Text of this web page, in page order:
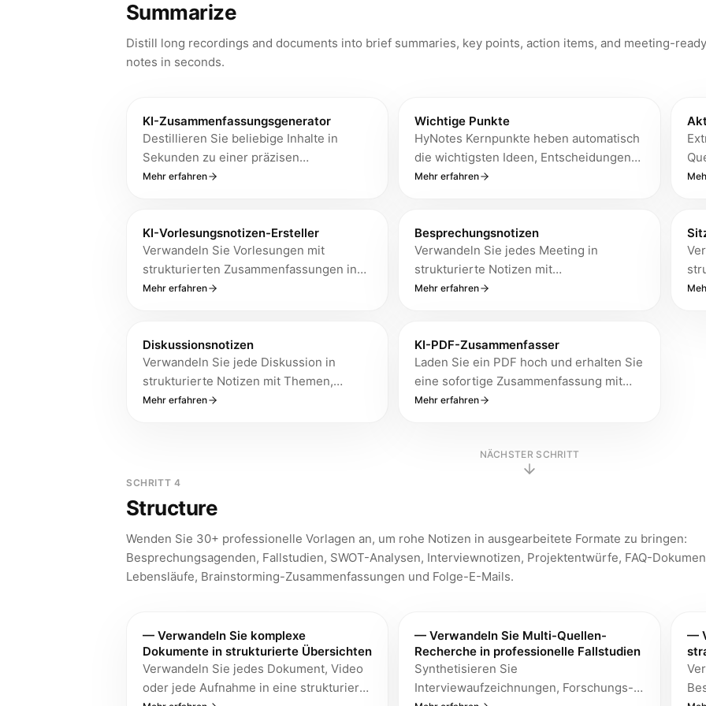
Zeitleiste und bearbeitbaren Etiketten.
Summarize
Distill long recordings and documents into brief summaries, key points, action items, and meeting-ready
notes in seconds.
KI-Zusammenfassungsgenerator
Destillieren Sie beliebige Inhalte in
Sekunden zu einer präzisen
Zusammenfassung. Wählen Sie
Mehr erfahren
Wichtige Punkte
HyNotes Kernpunkte heben automatisch
die wichtigsten Ideen, Entscheidungen
und Aktionspunkte aus jedem Dokument,
der neuesten Generation mit einer
Extraktionsgenauigkeit von bis zu 99 %.
Ideal für Fachleute, die die
Informationsflut durchbrechen und sich
Mehr erfahren
KI-Vorlesungsnotizen-Ersteller
Verwandeln Sie Vorlesungen mit
strukturierten Zusammenfassungen in
studienfertige Notizen. Durchsuchen Sie
Mehr erfahren
Besprechungsnotizen
Verwandeln Sie jedes Meeting in
strukturierte Notizen mit
Entscheidungen, Aktionspunkten und
% Genauigkeit für klare Sprache.
Mehr erfahren
Diskussionsnotizen
Verwandeln Sie jede Diskussion in
strukturierte Notizen mit Themen,
Entscheidungen und Aktionspunkten.
Mehr erfahren
KI-PDF-Zusammenfasser
Laden Sie ein PDF hoch und erhalten Sie
eine sofortige Zusammenfassung mit
Seitenzitaten, und chatten Sie dann mit
gescannte PDFs bis zu 200 Seiten und
50 MB. Funktioniert im Web und auf
Mehr erfahren
NÄCHSTER SCHRITT
SCHRITT 4
Structure
Wenden Sie 30+ professionelle Vorlagen an, um rohe Notizen in ausgearbeitete Formate zu bringen:
Besprechungsagenden, Fallstudien, SWOT-Analysen, Interviewnotizen, Projektentwürfe, FAQ-
Lebensläufe, Brainstorming-Zusammenfassungen und Folge-E-Mails.
— Verwandeln Sie komplexe
Dokumente in strukturierte Übersichten
Verwandeln Sie jedes Dokument, Video
oder jede Aufnahme in eine strukturierte
— Verwandeln Sie Multi-Quellen-
Recherche in professionelle Fallstudien
Synthetisieren Sie
Interviewaufzeichnungen, Forschungs-
—